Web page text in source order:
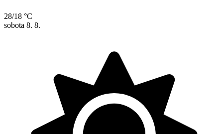
28/18 °C
sobota 8. 8.